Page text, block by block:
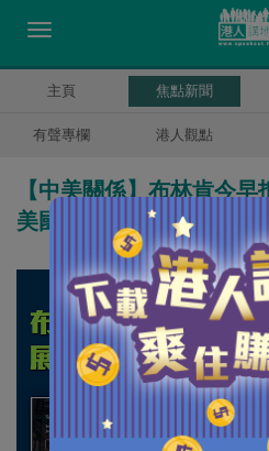
主頁 焦點新聞
有聲專欄 港人觀點
【中美關係】布林肯今
美國國務院網站首頁換成